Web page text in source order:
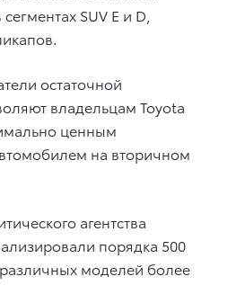
SUV E и D,
остаточной
владельцам Toyota
ценным
на вторичном
агентства
порядка 500
моделей более